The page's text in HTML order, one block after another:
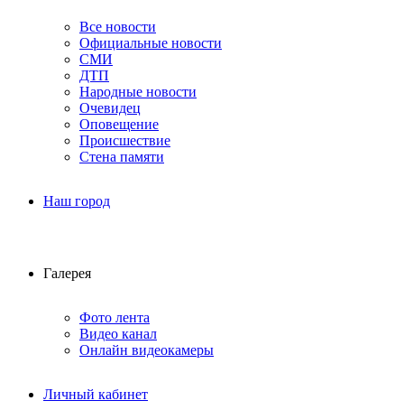
Все новости
Официальные новости
СМИ
ДТП
Народные новости
Очевидец
Оповещение
Происшествие
Стена памяти
Наш город
Галерея
Фото лента
Видео канал
Онлайн видеокамеры
Личный кабинет